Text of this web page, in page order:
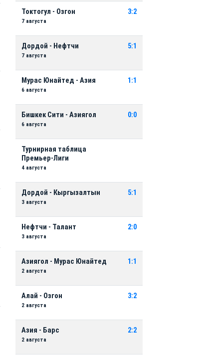
Токтогул - Озгон
7 августа
3:2
Дордой - Нефтчи
7 августа
5:1
Мурас Юнайтед - Азия
6 августа
1:1
Бишкек Сити - Азиягол
6 августа
0:0
Турнирная таблица
Премьер-Лиги
4 августа
Дордой - Кыргызалтын
3 августа
5:1
Нефтчи - Талант
3 августа
2:0
Азиягол - Мурас Юнайтед
2 августа
1:1
Алай - Озгон
2 августа
3:2
Азия - Барс
2 августа
2:2